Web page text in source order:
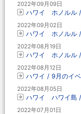
2022年09月09日
ハワイ ホノルル /
2022年09月02日
ハワイ ホノルル /
2022年08月19日
ハワイ ホノルル /
2022年08月12日
ハワイ / 9月のイ
2022年08月05日
ハワイ ハワイ島 /
2022年07月01日